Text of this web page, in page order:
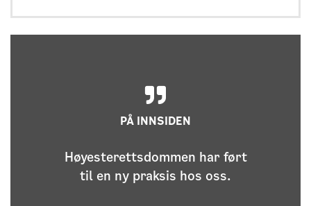
PÅ INNSIDEN
Høyesterettsdommen har ført
til en ny praksis hos oss.